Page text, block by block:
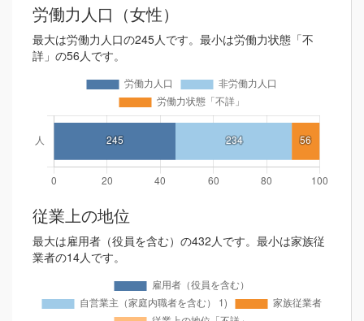
労働力人口（女性）
最大は労働力人口の245人です。最小は労働力状態「不
詳」の56人です。
従業上の地位
最大は雇用者（役員を含む）の432人です。最小は家族従
業者の14人です。